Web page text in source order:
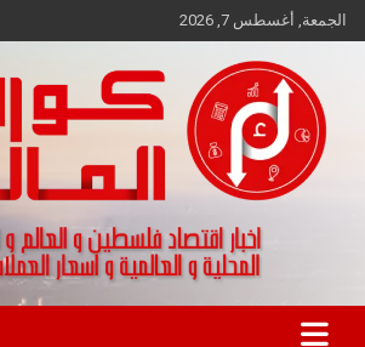
Skip
to
الجمعة, أغسطس 7, 2026
كواليس المال
اخبار اقتصاد فلسطين و العالم و تقارير اسواق